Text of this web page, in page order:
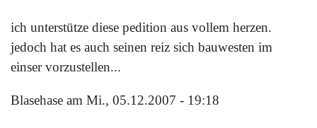
ich unterstütze diese pedition aus vollem herzen.
jedoch hat es auch seinen reiz sich bauwesten im
einser vorzustellen...
Blasehase am Mi., 05.12.2007 - 19:18